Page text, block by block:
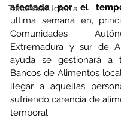
TodosConUcrania
afectada por el
última semana en,
Comunidades
Extremadura y sur de
ayuda se gestionará a
Bancos de Alimentos
llegar a aquellas
sufriendo carencia de
temporal.